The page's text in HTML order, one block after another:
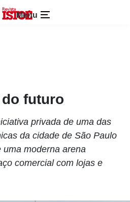
Menu
futuro
privada de uma das
da cidade de São Paulo
moderna arena
comercial com lojas e